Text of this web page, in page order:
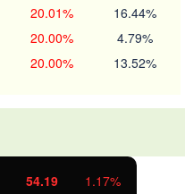
20.01% 16.44%
20.00% 4.79%
20.00% 13.52%
54.19 1.17%